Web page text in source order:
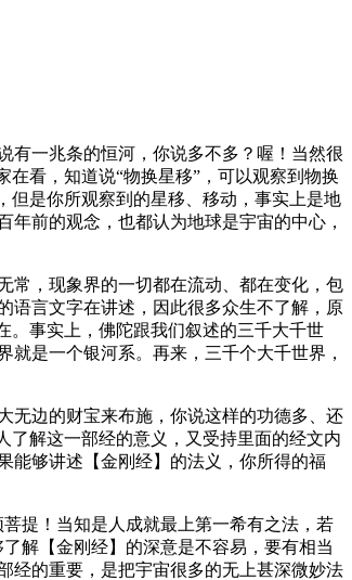
一兆条的恒河，你说多不多？喔！当然很
看，知道说“物换星移”，可以观察到物换
但是你所观察到的星移、移动，事实上是地
前的观念，也都认为地球是宇宙的中心，
，现象界的一切都在流动、都在变化，包
语言文字在讲述，因此很多众生不了解，原
。事实上，佛陀跟我们叙述的三千大千世
是一个银河系。再来，三千个大千世界，
边的财宝来布施，你说这样的功德多、还
了解这一部经的意义，又受持里面的经文内
能够讲述【金刚经】的法义，你所得的福
提！当知是人成就最上第一希有之法，若
解【金刚经】的深意是不容易，要有相当
经的重要，是把宇宙很多的无上甚深微妙法